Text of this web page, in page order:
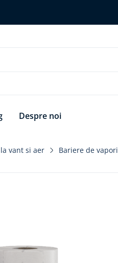
Despre noi
vant si aer Bariere de vapori